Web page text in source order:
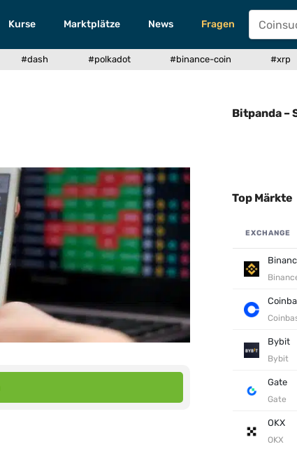
Kurse Marktplätze News Fragen
#dash #polkadot #binance-coin #xrp
Bitpanda –
Top Märkte
EXCHANGE
Bybit
Bybit
Gate
Gate
OKX
OKX